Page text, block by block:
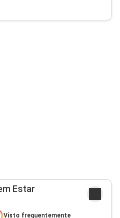
Estar
Visto frequentemente